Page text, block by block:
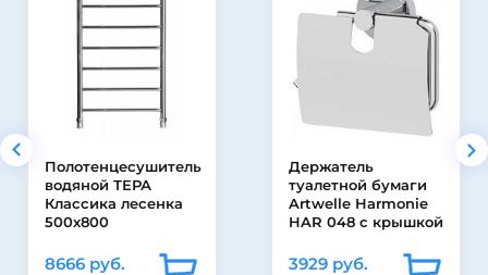
Держатель
туалетной бумаги
Artwelle Harmonie
HAR 048 с крышкой
3929 руб.
Тумба с раковиной
под стиральную
машину Эстет
Dallas Luxe 1150х482
30410 руб.